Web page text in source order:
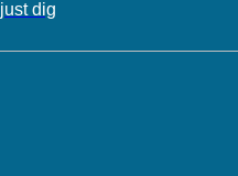
dig